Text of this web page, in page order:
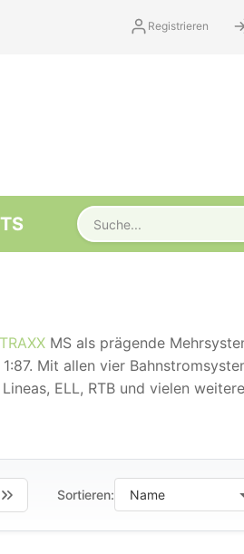
Registrieren
TRAXX MS als prägende
Mit allen vier
ELL, RTB und vielen
Sortieren: